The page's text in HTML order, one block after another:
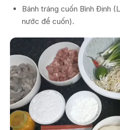
Bánh tráng cuốn Bình Định
nước để cuốn).